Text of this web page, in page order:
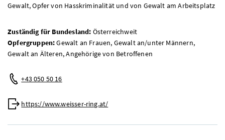
Gewalt, Opfer von Hasskriminalität und von Gewalt am Arbeitsplatz
Zuständig für Bundesland: Österreichweit
Opfergruppen:Gewalt an Frauen, Gewalt an/unter Männern,
Gewalt an Älteren, Angehörige von Betroffenen
Telefon:
+43 050 50 16
Web:
https://www.weisser-ring.at/